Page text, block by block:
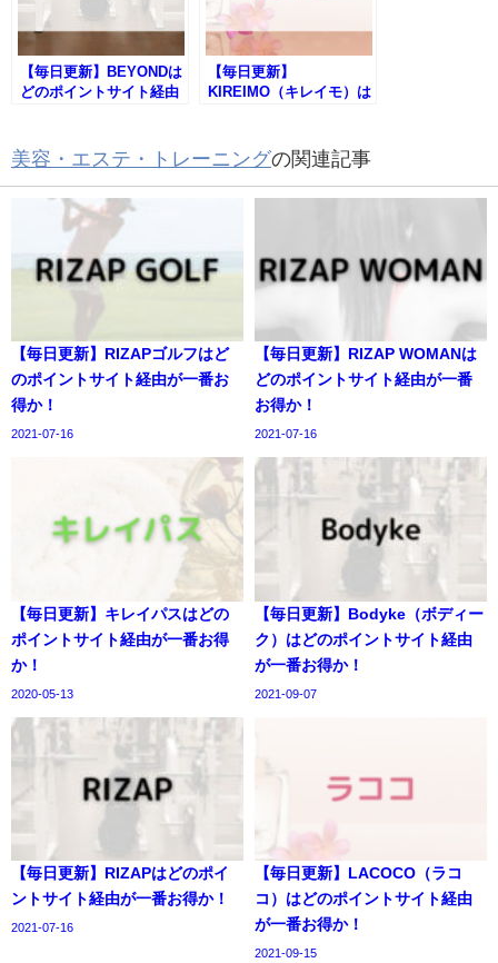
【毎日更新】BEYONDは
どのポイントサイト経由
【毎日更新】
KIREIMO（キレイモ）は
美容・エステ・トレーニングの関連記事
【毎日更新】RIZAPゴルフはど
のポイントサイト経由が一番お
得か！
2021-07-16
【毎日更新】RIZAP WOMANは
どのポイントサイト経由が一番
お得か！
2021-07-16
【毎日更新】キレイパスはどの
ポイントサイト経由が一番お得
か！
2020-05-13
【毎日更新】Bodyke（ボディー
ク）はどのポイントサイト経由
が一番お得か！
2021-09-07
【毎日更新】RIZAPはどのポイ
ントサイト経由が一番お得か！
2021-07-16
【毎日更新】LACOCO（ラコ
コ）はどのポイントサイト経由
が一番お得か！
2021-09-15